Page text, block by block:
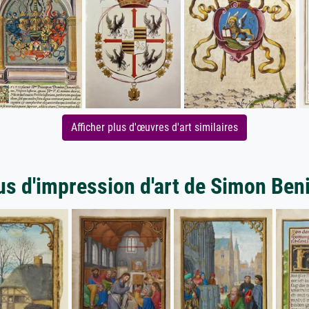
Afficher plus d'œuvres d'art similaires
d'impression d'art de Simon